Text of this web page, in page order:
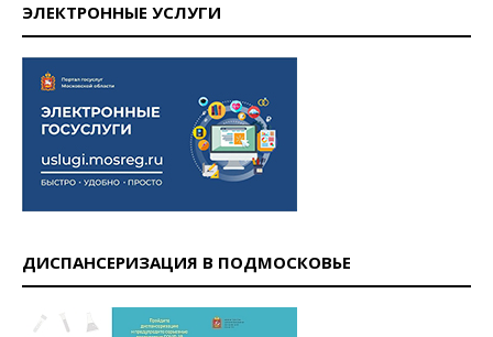
ЭЛЕКТРОННЫЕ УСЛУГИ
ДИСПАНСЕРИЗАЦИЯ В ПОДМОСКОВЬЕ